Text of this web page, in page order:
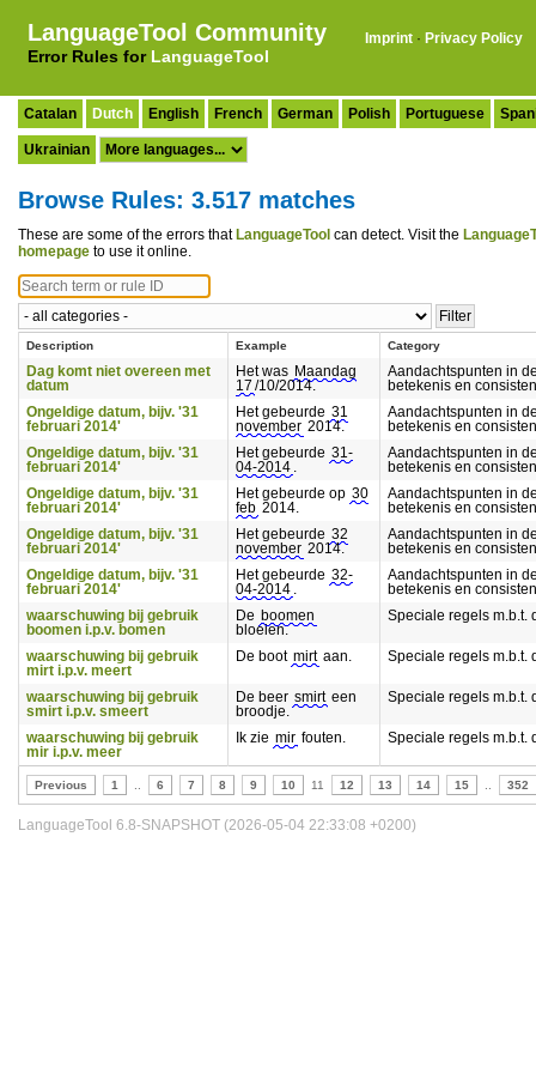
LanguageTool Community
Error Rules for LanguageTool
Imprint · Privacy Policy
Catalan Dutch English French German Polish Portuguese
Ukrainian
Browse Rules: 3.517 matches
These are some of the errors that LanguageTool can detect. Visit the
homepage to use it online.
Description Example Category
Dag komt niet overeen met
datum
Het was Maandag
17 /10/2014.
Aandachtspunten in
betekenis en
Ongeldige datum, bijv. '31
februari 2014'
Het gebeurde 31
november 2014.
Aandachtspunten in
betekenis en
Ongeldige datum, bijv. '31
februari 2014'
Het gebeurde 31-
04-2014 .
Aandachtspunten in
betekenis en
Ongeldige datum, bijv. '31
februari 2014'
Het gebeurde op 30
feb 2014.
Aandachtspunten in
betekenis en
Ongeldige datum, bijv. '31
februari 2014'
Het gebeurde 32
november 2014.
Aandachtspunten in
betekenis en
Ongeldige datum, bijv. '31
februari 2014'
Het gebeurde 32-
04-2014 .
Aandachtspunten in
betekenis en
waarschuwing bij gebruik
boomen i.p.v. bomen
De boomen
bloeien.
Speciale regels m.b.t.
waarschuwing bij gebruik
mirt i.p.v. meert
De boot mirt aan. Speciale regels m.b.t.
waarschuwing bij gebruik
smirt i.p.v. smeert
De beer smirt een
broodje.
Speciale regels m.b.t.
waarschuwing bij gebruik
mir i.p.v. meer
Ik zie mir fouten. Speciale regels m.b.t.
Previous 1 6 7 8 9 10 11 12 13 14 15 352
LanguageTool 6.8-SNAPSHOT (2026-05-04 22:33:08 +0200)